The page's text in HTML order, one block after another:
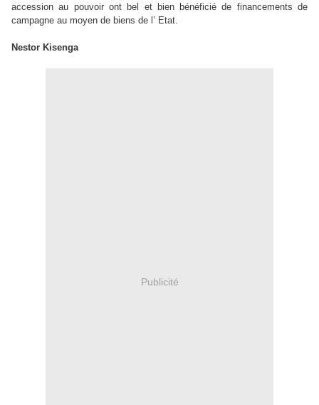
accession au pouvoir ont bel et bien bénéficié de financements de
campagne au moyen de biens de l’ Etat.
Nestor Kisenga
Publicité